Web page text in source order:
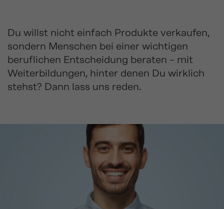
Du willst nicht einfach Produkte verkaufen,
sondern Menschen bei einer wichtigen
beruflichen Entscheidung beraten – mit
Weiterbildungen, hinter denen Du wirklich
stehst? Dann lass uns reden.